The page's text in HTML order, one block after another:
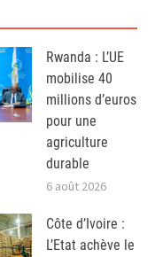
Rwanda : L’UE
mobilise 40
millions d’euros
pour une
agriculture
durable
6 août 2026
Côte d’Ivoire :
L’Etat achève le